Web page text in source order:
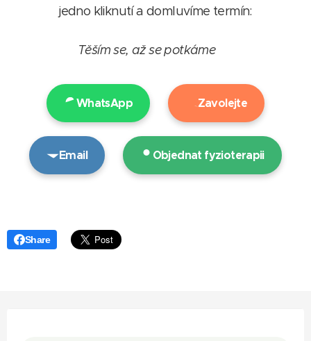
jedno kliknutí a domluvíme termín:
Těším se, až se potkáme 🙂
WhatsApp Zavolejte
Email Objednat fyzioterapii
Share